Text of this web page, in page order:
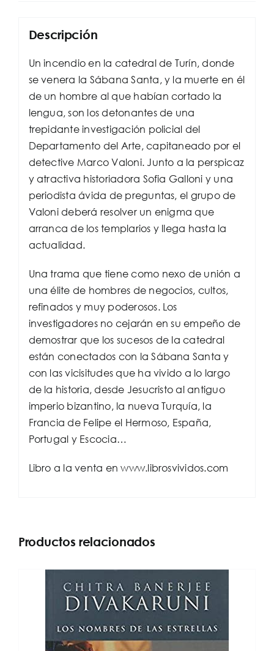
Descripción
Un incendio en la catedral de Turín, donde
se venera la Sábana Santa, y la muerte en él
de un hombre al que habían cortado la
lengua, son los detonantes de una
trepidante investigación policial del
Departamento del Arte, capitaneado por el
detective Marco Valoni. Junto a la perspicaz
y atractiva historiadora Sofia Galloni y una
periodista ávida de preguntas, el grupo de
Valoni deberá resolver un enigma que
arranca de los templarios y llega hasta la
actualidad.
Una trama que tiene como nexo de unión a
una élite de hombres de negocios, cultos,
refinados y muy poderosos. Los
investigadores no cejarán en su empeño de
demostrar que los sucesos de la catedral
están conectados con la Sábana Santa y
con las vicisitudes que ha vivido a lo largo
de la historia, desde Jesucristo al antiguo
imperio bizantino, la nueva Turquía, la
Francia de Felipe el Hermoso, España,
Portugal y Escocia…
Libro a la venta en www.librosvividos.com
Productos relacionados